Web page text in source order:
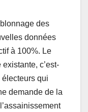
des
données
à 100%. Le
c’est-
qui
demande de la